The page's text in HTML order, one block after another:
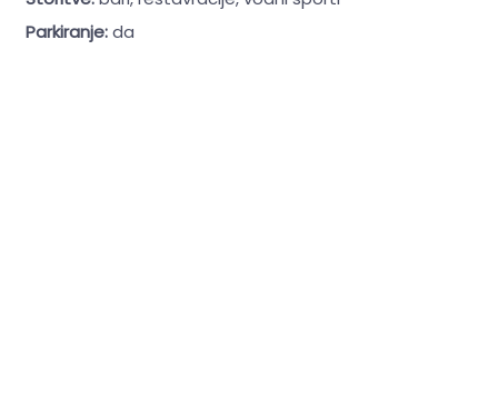
Parkiranje:da